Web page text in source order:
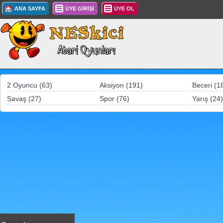
ANA SAYFA ÜYE GİRİŞİ ÜYE OL
2 Oyuncu (63) Aksiyon (191)
Beceri
Savaş (27)
Spor (76) Yarış (24)